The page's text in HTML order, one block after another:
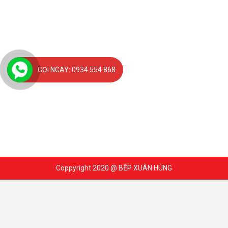
Coppyright 2020 @ BẾP XUÂN HÙNG
GỌI NGAY: 0934 554 868